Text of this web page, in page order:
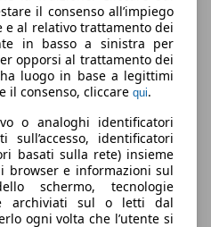
il consenso all’impiego
e al relativo trattamento dei
in basso a sinistra per
opporsi al trattamento dei
luogo in base a legittimi
il consenso, cliccare qui.
o analoghi identificatori
identificatori
basati sulla rete) insieme
browser e informazioni sul
schermo, tecnologie
archiviati sul o letti dal
ogni volta che l’utente si